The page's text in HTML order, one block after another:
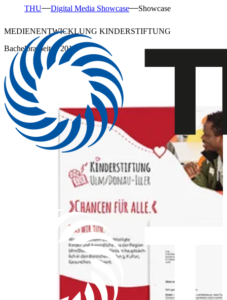
THU Digital Media Showcase Showcase
MEDIENENTWICKLUNG KINDERSTIFTUNG
Bachelorarbeiten 2016